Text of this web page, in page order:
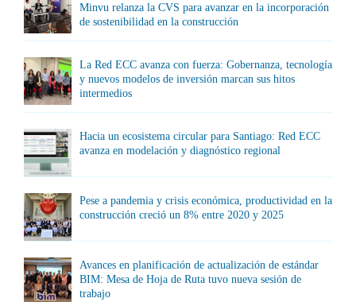
Minvu relanza la CVS para avanzar en la incorporación
de sostenibilidad en la construcción
La Red ECC avanza con fuerza: Gobernanza, tecnología
y nuevos modelos de inversión marcan sus hitos
intermedios
Hacia un ecosistema circular para Santiago: Red ECC
avanza en modelación y diagnóstico regional
Pese a pandemia y crisis económica, productividad en la
construcción creció un 8% entre 2020 y 2025
Avances en planificación de actualización de estándar
BIM: Mesa de Hoja de Ruta tuvo nueva sesión de
trabajo